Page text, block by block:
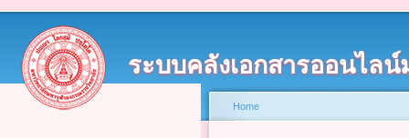
ระบบคลังเอกสารออนไล
Home